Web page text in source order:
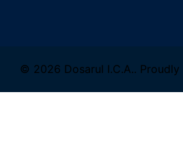
© 2026 Dosarul I.C.A..